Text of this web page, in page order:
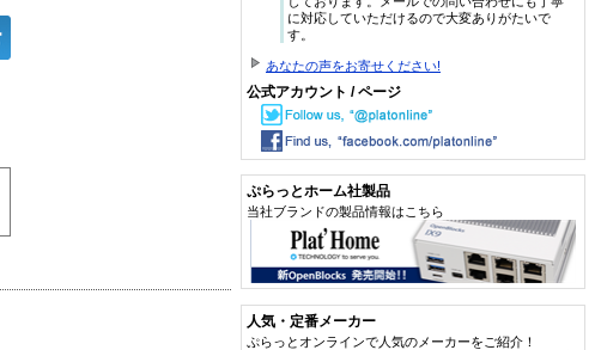
に対応していただけるので大変ありがたいで
す。
あなたの声をお寄せください!
公式アカウント / ページ
ぷらっとホーム社製品
当社ブランドの製品情報はこちら
人気・定番メーカー
ぷらっとオンラインで人気のメーカーをご紹介！